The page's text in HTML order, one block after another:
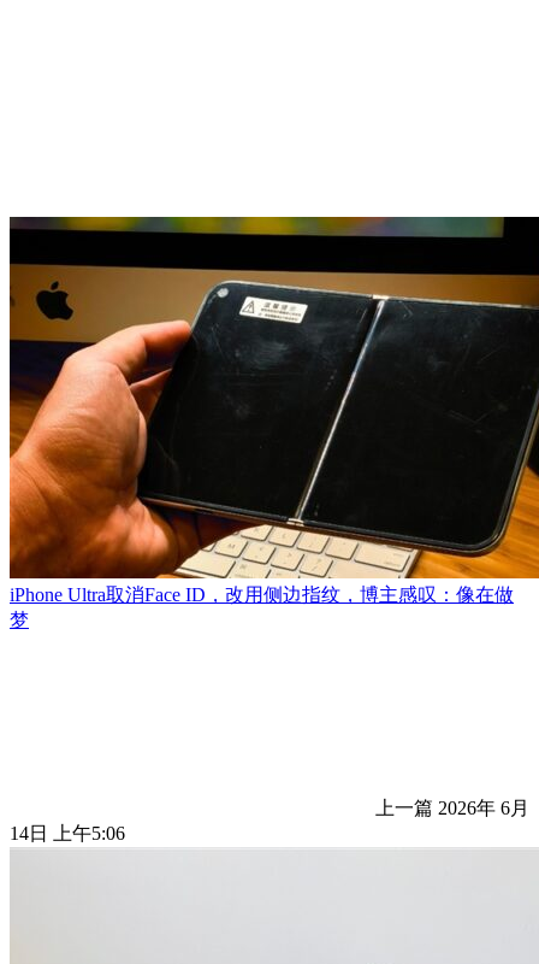
iPhone Ultra取消Face ID，改用侧边指纹，博主感叹：像在做
梦
上一篇 2026年 6月
14日 上午5:06